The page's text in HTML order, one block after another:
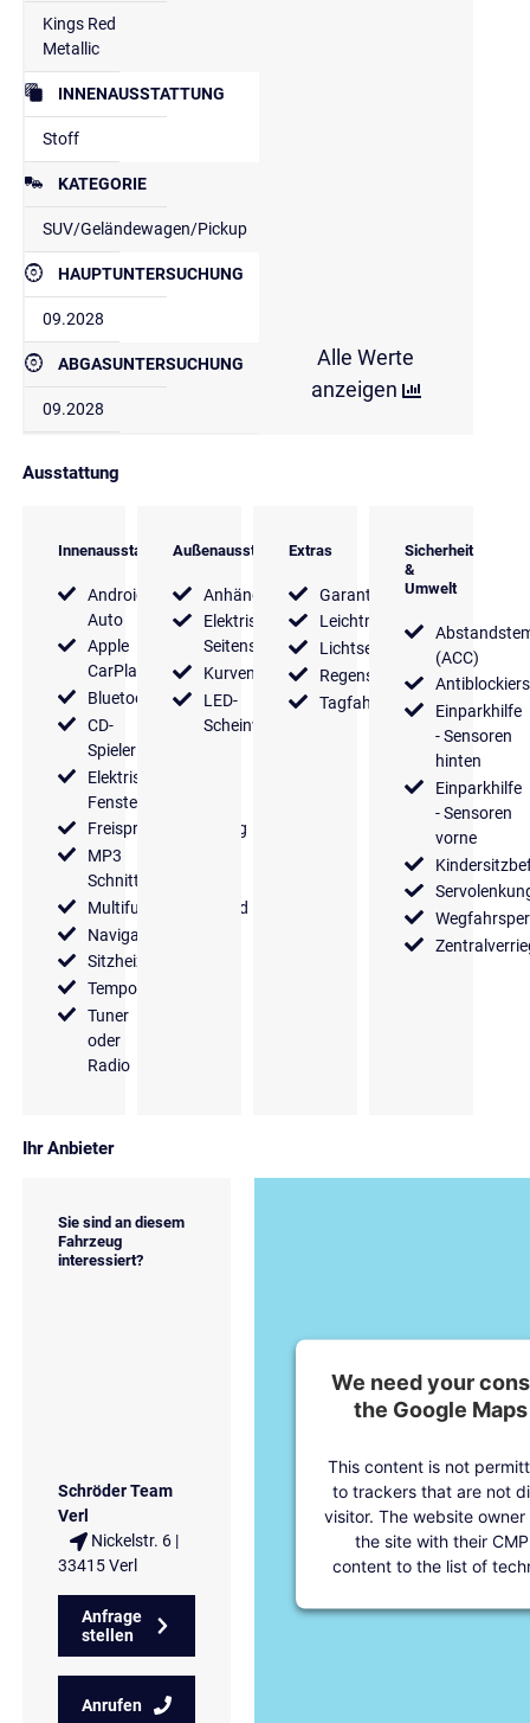
Kings Red
Metallic
INNENAUSSTATTUNG
Stoff
KATEGORIE
SUV/Geländewagen/Pickup
HAUPTUNTERSUCHUNG
09.2028
ABGASUNTERSUCHUNG
09.2028
Alle Werte
anzeigen
Ausstattung
Innenausstattung
Android
Auto
Apple
CarPlay
Bluetooth
CD-
Spieler
Elektrische
Fensterheber
Freisprecheinrichtung
MP3
Schnittstelle
Multifunktionslenkrad
Navigationssystem
Sitzheizung
Tempomat
Tuner
oder
Radio
Außenausstattung
Anhängerkupplung
Elektrische
Seitenspiegel
Kurvenlicht
LED-
Scheinwerfer
Extras
Garantie
Leichtmetallfelgen
Lichtsensor
Regensensor
Tagfahrlicht
Sicherheit
&
Umwelt
(ACC)
Einparkhilfe
- Sensoren
hinten
Einparkhilfe
- Sensoren
vorne
Ihr Anbieter
Sie sind an diesem
Fahrzeug
interessiert?
Schröder Team
Verl
Nickelstr. 6 |
33415 Verl
Anfrage
stellen
Anrufen
We need your
the Google
This content is not
to trackers that are not
visitor. The website
the site with their
content to the list of